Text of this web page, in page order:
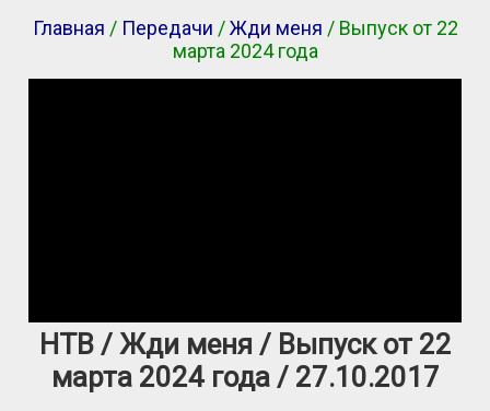
Главная / Передачи /Жди меня / Выпуск от 22
марта 2024 года
НТВ / Жди меня / Выпуск от 22
марта 2024 года / 27.10.2017